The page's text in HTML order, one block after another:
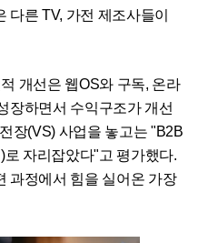
다른 TV, 가전 제조사들이
개선은 웹OS와 구독, 온라
장하면서 수익구조가 개선
장(VS) 사업을 놓고는 "B2B
자리잡았다"고 평가했다.
과정에서 힘을 실어온 가장